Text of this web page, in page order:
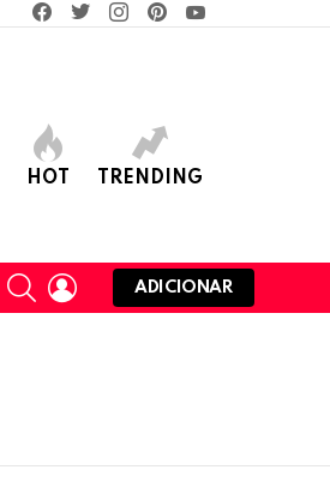
HOT TRENDING
SEARCHLOGIN
ADICIONAR